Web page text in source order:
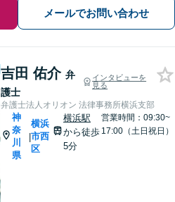
メールでお問い合わせ
吉田 佑介 弁
護士
インタビューを
見る
弁護士法人オリオン 法律事務所横浜支部
神
奈
川
県
|
横浜
市西
区
横浜駅
から徒歩
5分
営業時間：09:30~
17:00（土日祝日）